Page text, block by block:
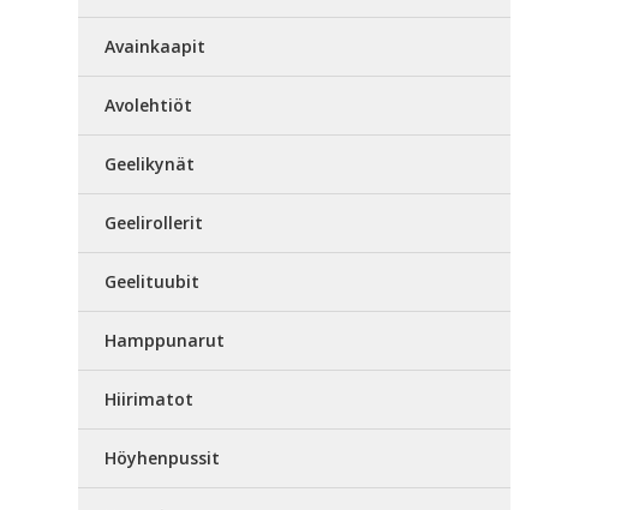
Avainkaapit
Avolehtiöt
Geelikynät
Geelirollerit
Geelituubit
Hamppunarut
Hiirimatot
Höyhenpussit